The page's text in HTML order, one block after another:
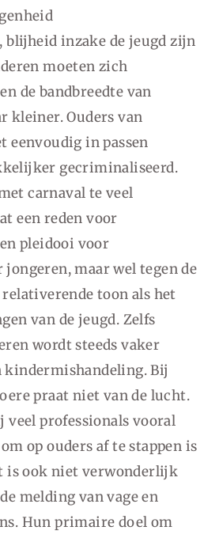
blijheid inzake de jeugd zijn
moeten zich
de bandbreedte van
kleiner. Ouders van
eenvoudig in passen
gecriminaliseerd.
carnaval te veel
een reden voor
pleidooi voor
maar wel tegen de
toon als het
van de jeugd. Zelfs
wordt steeds vaker
kindermishandeling. Bij
praat niet van de lucht.
veel professionals vooral
op ouders af te stappen is
is ook niet verwonderlijk
melding van vage en
Hun primaire doel om